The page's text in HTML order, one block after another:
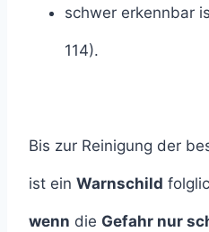
schwer erkennbar
114).
Bis zur Reinigung der
ist ein Warnschild
wenn die Gefahr nur